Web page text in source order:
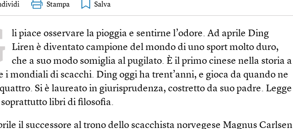
Stampa
li piace osservare la pioggia e sentirne l’odore. Ad aprile Ding
Liren è diventato campione del mondo di uno sport molto duro,
che a suo modo somiglia al pugilato. È il primo cinese nella storia a
i mondiali di scacchi. Ding oggi ha trent’anni, e gioca da quando ne
Si è laureato in giurisprudenza, costretto da suo padre. Legge
libri di filosofia.
il successore al trono dello scacchista norvegese Magnus Carlsen